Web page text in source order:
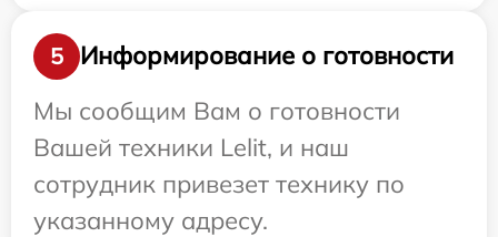
5
Информирование о готовности
Мы сообщим Вам о готовности
Вашей техники Lelit, и наш
сотрудник привезет технику по
указанному адресу.